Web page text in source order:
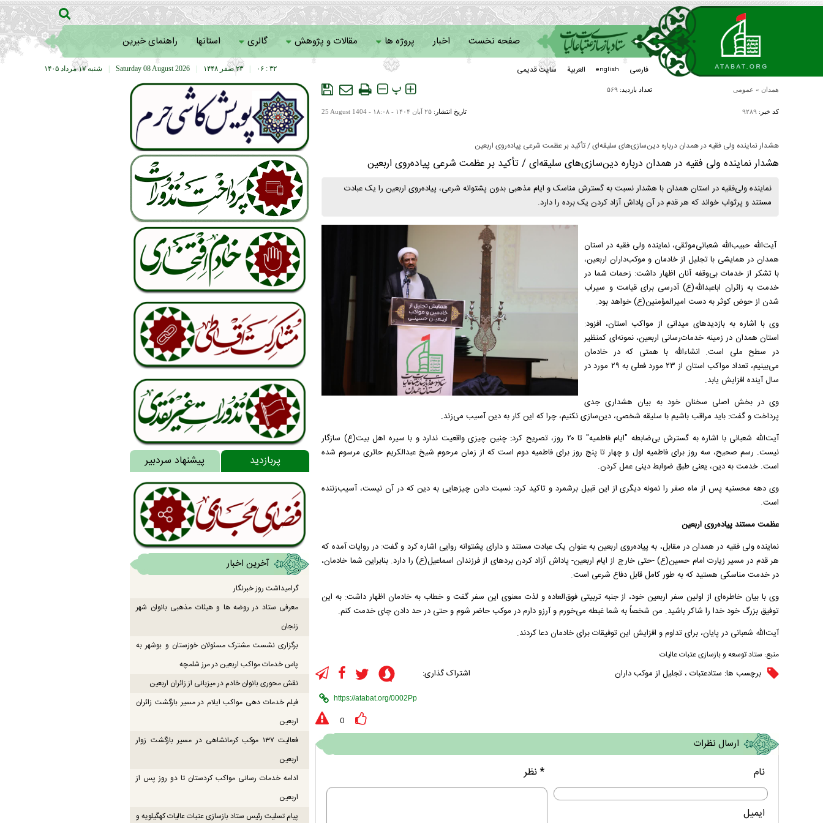
صفحه نخست اخبار پروژه ها مقالات و پژوهش گالری استانها راهنمای خیرین
سامانه خادمان فارسی english العربیة سایت قدیمی شنبه ۱۷ مرداد ۱۴۰۵ Saturday 08 August 2026 ۲۳ صفر ۱۴۴۸ ۳۲ : ۰۶
همدان » عمومی تعداد بازدید: ۵۶۹ پ
کد خبر: ۹۲۸۹ تاریخ انتشار: ۲۵ آبان ۱۴۰۴ - ۱۸:۰۸ - 25 August 1404
هشدار نماینده ولی فقیه در همدان درباره دین‌سازی‌های سلیقه‌ای / تأکید بر عظمت شرعی پیاده‌روی اربعین
هشدار نماینده ولی فقیه در همدان درباره دین‌سازی‌های سلیقه‌ای / تأکید بر عظمت شرعی پیاده‌روی اربعین
نماینده ولی‌فقیه در استان همدان با هشدار نسبت به گسترش مناسک و ایام مذهبی بدون پشتوانه شرعی، پیاده‌روی اربعین را یک عبادت
مستند و پرثواب خواند که هر قدم در آن پاداش آزاد کردن یک برده را دارد.
آیت‌الله حبیب‌الله شعبانی‌موثقی، نماینده ولی فقیه در استان
همدان در همایشی با تجلیل از خادمان و موکب‌داران اربعین،
با تشکر از خدمات بی‌وقفه آنان اظهار داشت: زحمات شما در
خدمت به زائران اباعبدالله(ع) آدرسی برای قیامت و سیراب
شدن از حوض کوثر به دست امیرالمؤمنین(ع) خواهد بود.
وی با اشاره به بازدیدهای میدانی از مواکب استان، افزود:
استان همدان در زمینه خدمات‌رسانی اربعین، نمونه‌ای کمنظیر
در سطح ملی است. انشاءالله با همتی که در خادمان
می‌بینیم، تعداد مواکب استان از ۲۳ مورد فعلی به ۲۹ مورد در
سال آینده افزایش یابد.
وی در بخش اصلی سخنان خود به بیان هشداری جدی
پرداخت و گفت: باید مراقب باشیم با سلیقه شخصی، دین‌سازی نکنیم، چرا که این کار به دین آسیب می‌زند.
آیت‌الله شعبانی با اشاره به گسترش بی‌ضابطه "ایام فاطمیه" تا ۲۰ روز، تصریح کرد: چنین چیزی واقعیت ندارد و با سیره اهل بیت(ع) سازگار
نیست. رسم صحیح، سه روز برای فاطمیه اول و چهار تا پنج روز برای فاطمیه دوم است که از زمان مرحوم شیخ عبدالکریم حائری مرسوم شده
است. خدمت به دین، یعنی طبق ضوابط دینی عمل کردن.
وی دهه محسنیه پس از ماه صفر را نمونه دیگری از این قبیل برشمرد و تاکید کرد: نسبت دادن چیزهایی به دین که در آن نیست، آسیب‌زننده
است.
عظمت مستند پیاده‌روی اربعین
نماینده ولی فقیه در همدان در مقابل، به پیاده‌روی اربعین به عنوان یک عبادت مستند و دارای پشتوانه روایی اشاره کرد و گفت: در روایات آمده که
هر قدم در مسیر زیارت امام حسین(ع) -حتی خارج از ایام اربعین- پاداش آزاد کردن بردهای از فرزندان اسماعیل(ع) را دارد. بنابراین شما خادمان،
در خدمت مناسکی هستید که به طور کامل قابل دفاع شرعی است.
وی با بیان خاطره‌ای از اولین سفر اربعین خود، از جنبه تربیتی فوق‌العاده و لذت معنوی این سفر گفت و خطاب به خادمان اظهار داشت: به این
توفیق بزرگ خود خدا را شاکر باشید. من شخصاً به شما غبطه می‌خورم و آرزو دارم در موکب حاضر شوم و حتی در حد دادن چای خدمت کنم.
آیت‌الله شعبانی در پایان، برای تداوم و افزایش این توفیقات برای خادمان دعا کردند.
منبع: ستاد توسعه و بازسازی عتبات عالیات
برچسب ها: ستادعتبات ، تجلیل از موکب داران اشتراک گذاری:
0
ارسال نظرات
نام
ایمیل
* نظر
پربازدید پیشنهاد سردبیر
آخرین اخبار
گرامیداشت روز خبرنگار
معرفی ستاد در روضه ها و هیئات مذهبی بانوان شهر
زنجان
برگزاری نشست مشترک مسئولان خوزستان و بوشهر به
پاس خدمات مواکب اربعین در مرز شلمچه
نقش محوری بانوان خادم در میزبانی از زائران اربعین
فیلم خدمات دهی مواکب ایلام در مسیر بازگشت زائران
اربعین
فعالیت ۱۳۷ موکب کرمانشاهی در مسیر بازگشت زوار
اربعین
ادامه خدمات رسانی مواکب کردستان تا دو روز پس از
اربعین
پیام تسلیت رئیس ستاد بازسازی عتبات عالیات کهگیلویه و